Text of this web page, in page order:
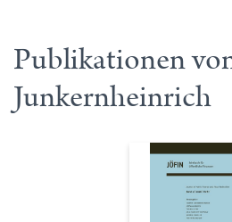
Publikationen
Junkernheinrich